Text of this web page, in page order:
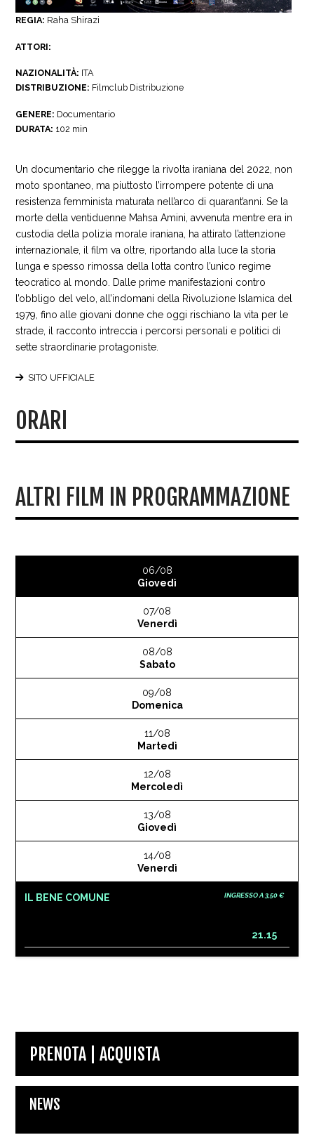
REGIA: Raha Shirazi
ATTORI:
NAZIONALITÀ: ITA
DISTRIBUZIONE: Filmclub Distribuzione
GENERE: Documentario
DURATA: 102 min
Un documentario che rilegge la rivolta iraniana del 2022, non
moto spontaneo, ma piuttosto l’irrompere potente di una
resistenza femminista maturata nell’arco di quarant’anni. Se la
morte della ventiduenne Mahsa Amini, avvenuta mentre era in
custodia della polizia morale iraniana, ha attirato l’attenzione
internazionale, il film va oltre, riportando alla luce la storia
lunga e spesso rimossa della lotta contro l’unico regime
teocratico al mondo. Dalle prime manifestazioni contro
l’obbligo del velo, all’indomani della Rivoluzione Islamica del
1979, fino alle giovani donne che oggi rischiano la vita per le
strade, il racconto intreccia i percorsi personali e politici di
sette straordinarie protagoniste.
SITO UFFICIALE
ORARI
ALTRI FILM IN PROGRAMMAZIONE
06/08
Giovedì
07/08
Venerdì
08/08
Sabato
09/08
Domenica
11/08
Martedì
12/08
Mercoledì
13/08
Giovedì
14/08
Venerdì
IL BENE COMUNE INGRESSO A 3,50 €
21.15
PRENOTA | ACQUISTA
NEWS